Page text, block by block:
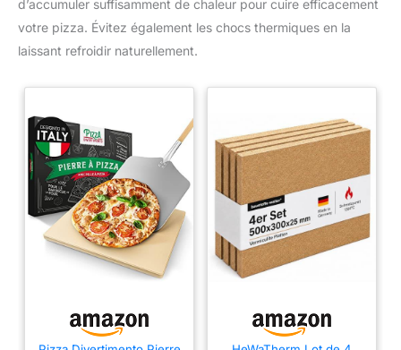
d’accumuler suffisamment de chaleur pour cuire efficacement
votre pizza. Évitez également les chocs thermiques en la
laissant refroidir naturellement.